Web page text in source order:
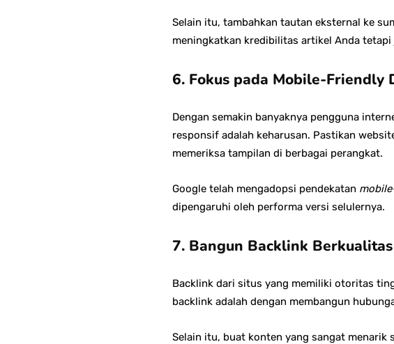
Selain itu, tambahkan tautan eksternal ke
meningkatkan kredibilitas artikel Anda
6. Fokus pada Mobile-Friendly
Dengan semakin banyaknya pengguna
responsif adalah keharusan. Pastikan
memeriksa tampilan di berbagai perangkat.
Google telah mengadopsi pendekatan
dipengaruhi oleh performa versi selulernya.
7. Bangun Backlink
Backlink dari situs yang memiliki otoritas
backlink adalah dengan membangun
Selain itu, buat konten yang sangat menarik